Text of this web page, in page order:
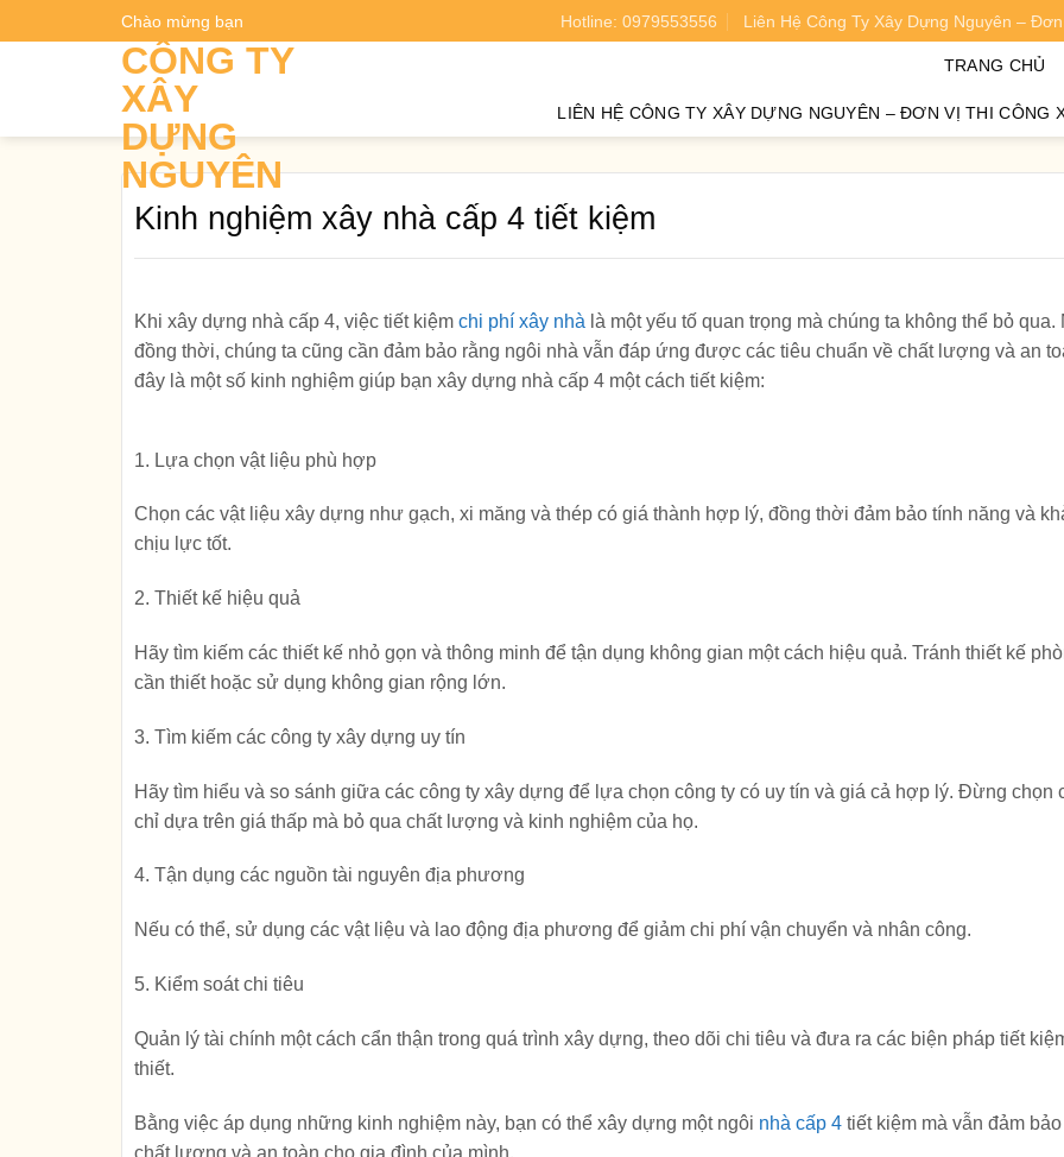
to
Chào mừng bạn Hotline: 0979553556 Liên Hệ Công Ty Xây Dựng Nguyên –
CÔNG TY
XÂY
DỰNG
NGUYÊN
TRANG CHỦ
LIÊN HỆ CÔNG TY XÂY DỰNG NGUYÊN – ĐƠN VỊ THI CÔNG
Kinh nghiệm xây nhà cấp 4 tiết kiệm
Khi xây dựng nhà cấp 4, việc tiết kiệm chi phí xây nhà là một yếu tố quan trọng mà chúng ta không thể bỏ qua.
đồng thời, chúng ta cũng cần đảm bảo rằng ngôi nhà vẫn đáp ứng được các tiêu chuẩn về chất lượng và an
đây là một số kinh nghiệm giúp bạn xây dựng nhà cấp 4 một cách tiết kiệm:
1. Lựa chọn vật liệu phù hợp
Chọn các vật liệu xây dựng như gạch, xi măng và thép có giá thành hợp lý, đồng thời đảm bảo tính năng và
chịu lực tốt.
2. Thiết kế hiệu quả
Hãy tìm kiếm các thiết kế nhỏ gọn và thông minh để tận dụng không gian một cách hiệu quả. Tránh thiết kế
cần thiết hoặc sử dụng không gian rộng lớn.
3. Tìm kiếm các công ty xây dựng uy tín
Hãy tìm hiểu và so sánh giữa các công ty xây dựng để lựa chọn công ty có uy tín và giá cả hợp lý. Đừng chọn
chỉ dựa trên giá thấp mà bỏ qua chất lượng và kinh nghiệm của họ.
4. Tận dụng các nguồn tài nguyên địa phương
Nếu có thể, sử dụng các vật liệu và lao động địa phương để giảm chi phí vận chuyển và nhân công.
5. Kiểm soát chi tiêu
Quản lý tài chính một cách cẩn thận trong quá trình xây dựng, theo dõi chi tiêu và đưa ra các biện pháp tiết
thiết.
Bằng việc áp dụng những kinh nghiệm này, bạn có thể xây dựng một ngôi nhà cấp 4 tiết kiệm mà vẫn đảm
chất lượng và an toàn cho gia đình của mình.
Dự toán chi phí xây nhà chính xác 95%.